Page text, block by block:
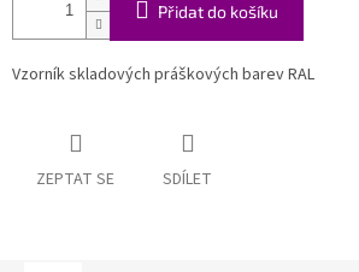
Přidat do košíku
Vzorník skladových práškových barev RAL
ZEPTAT SE SDÍLET